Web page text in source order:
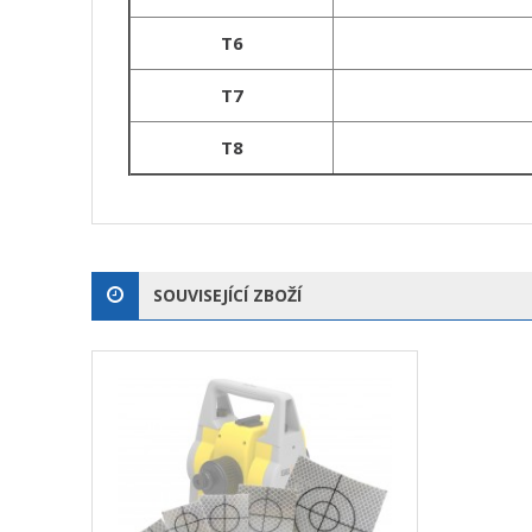
T6
T7
T8
SOUVISEJÍCÍ ZBOŽÍ